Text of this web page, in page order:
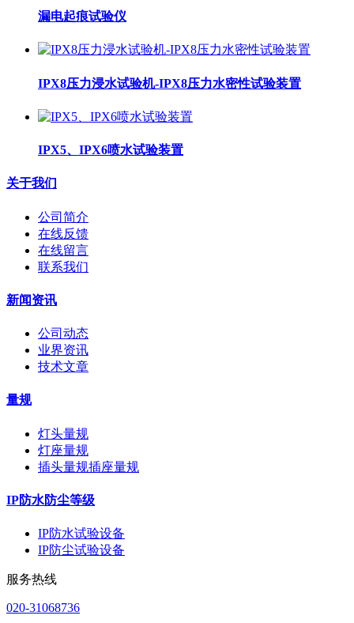
漏电起痕试验仪
IPX8压力浸水试验机-IPX8压力水密性试验装置
IPX5、IPX6喷水试验装置
关于我们
公司简介
在线反馈
在线留言
联系我们
新闻资讯
公司动态
业界资讯
技术文章
量规
灯头量规
灯座量规
插头量规插座量规
IP防水防尘等级
IP防水试验设备
IP防尘试验设备
服务热线
020-31068736